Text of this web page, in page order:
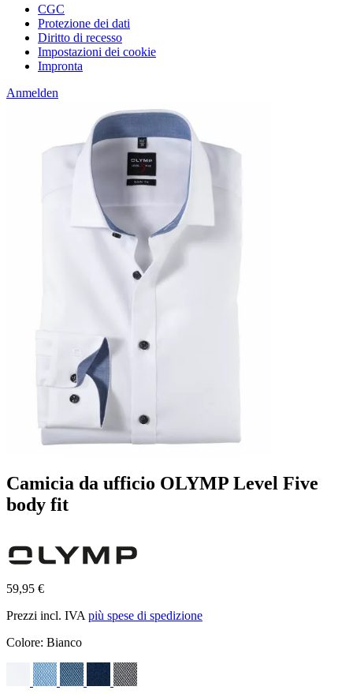
CGC
Protezione dei dati
Diritto di recesso
Impostazioni dei cookie
Impronta
Anmelden
Camicia da ufficio OLYMP Level Five
body fit
59,95 €
Prezzi incl. IVA più spese di spedizione
Colore: Bianco